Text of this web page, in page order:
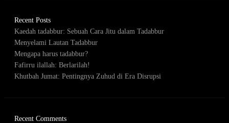
Recent Posts
Kaedah tadabbur: Sebuah Cara Jitu dalam Tadabbur
Menyelami Lautan Tadabbur
Mengapa harus tadabbur?
Fafirru ilallah: Berlarilah!
Khutbah Jumat: Pentingnya Zuhud di Era Disrupsi
Recent Comments